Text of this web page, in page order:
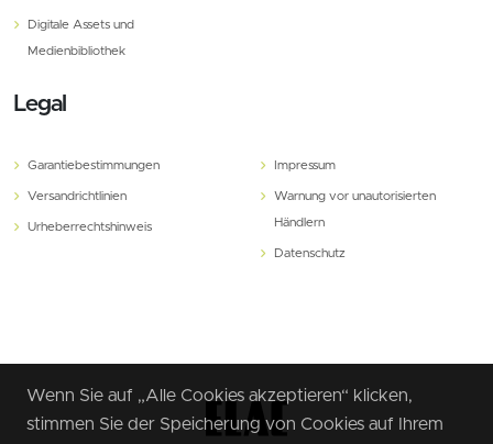
Wenn Sie auf „Alle Cookies akzeptieren“ klicken,
stimmen Sie der Speicherung von Cookies auf Ihrem
Digitale Assets und
Medienbibliothek
Legal
Garantiebestimmungen
Versandrichtlinien
Urheberrechtshinweis
Impressum
Warnung vor unautorisierten
Händlern
Datenschutz